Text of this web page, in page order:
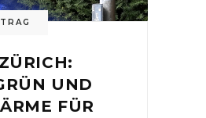
UND
FÜR